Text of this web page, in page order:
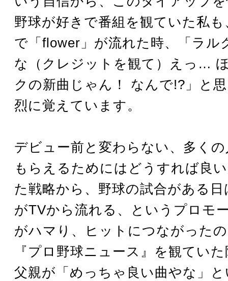
野球が好きで番組を観ていた私
で「flower」が流れた時、「ラル
な（クレジットを観て）えっ…
クの新曲じゃん！ なんで!?」と
烈に覚えています。
デビュー前と変わらない、多く
もらえるためにはどうすれば良
た戦略から、野球の試合がある
がTVから流れる、というプロモ
がハマり、ヒットにつながった
『プロ野球ニュース』を観てい
父親が「めっちゃ良い曲やな」